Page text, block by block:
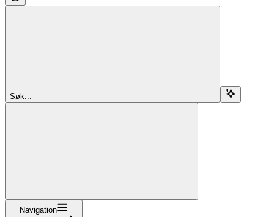
Søk...
Navigation